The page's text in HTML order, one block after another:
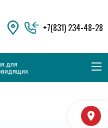
для
+7(831) 234-48-28